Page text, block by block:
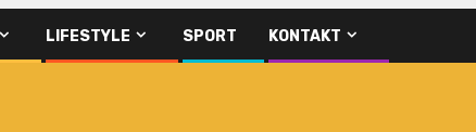
LIFESTYLE SPORT KONTAKT